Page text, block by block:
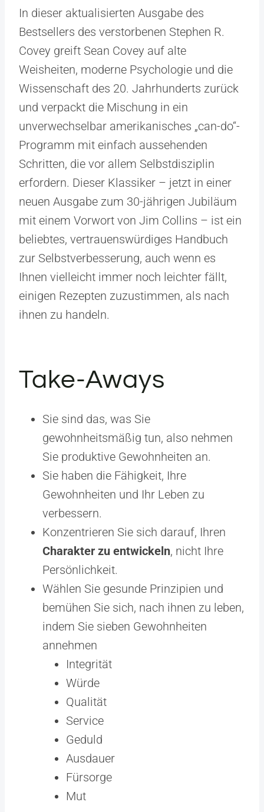
In dieser aktualisierten Ausgabe des
Bestsellers des verstorbenen Stephen R.
Covey greift Sean Covey auf alte
Weisheiten, moderne Psychologie und die
Wissenschaft des 20. Jahrhunderts zurück
und verpackt die Mischung in ein
unverwechselbar amerikanisches „can-do“-
Programm mit einfach aussehenden
Schritten, die vor allem Selbstdisziplin
erfordern. Dieser Klassiker – jetzt in einer
neuen Ausgabe zum 30-jährigen Jubiläum
mit einem Vorwort von Jim Collins – ist ein
beliebtes, vertrauenswürdiges Handbuch
zur Selbstverbesserung, auch wenn es
Ihnen vielleicht immer noch leichter fällt,
einigen Rezepten zuzustimmen, als nach
ihnen zu handeln.
Take-Aways
Sie sind das, was Sie
gewohnheitsmäßig tun, also nehmen
Sie produktive Gewohnheiten an.
Sie haben die Fähigkeit, Ihre
Gewohnheiten und Ihr Leben zu
verbessern.
Konzentrieren Sie sich darauf, Ihren
Charakter zu entwickeln, nicht Ihre
Persönlichkeit.
Wählen Sie gesunde Prinzipien und
bemühen Sie sich, nach ihnen zu leben,
indem Sie sieben Gewohnheiten
annehmen
Integrität
Würde
Qualität
Service
Geduld
Ausdauer
Fürsorge
Mut